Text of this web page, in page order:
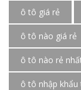
ô tô giá rẻ
ô tô nào giá rẻ
ô tô nào rẻ
ô tô nhập khẩu